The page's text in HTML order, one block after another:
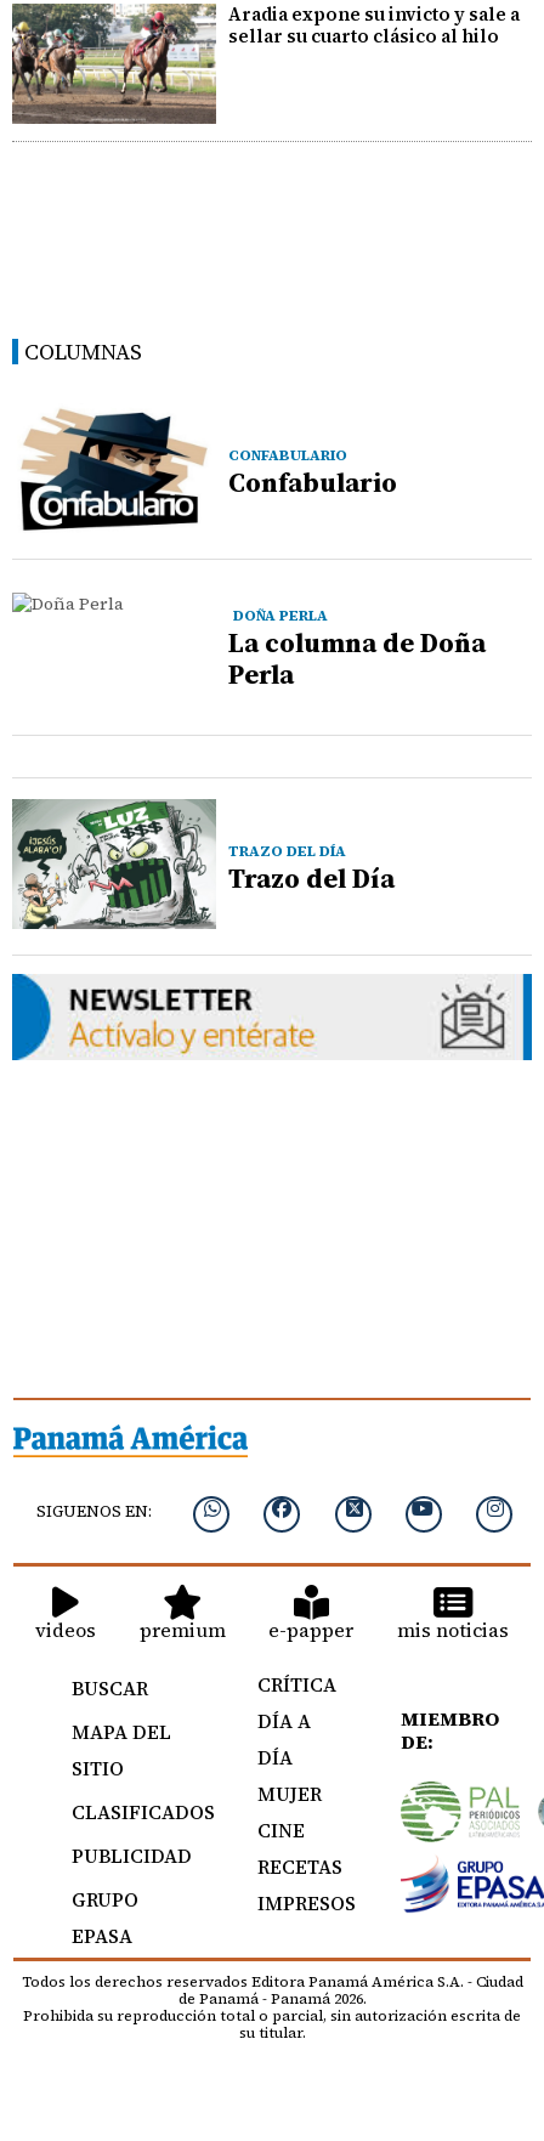
Aradia expone su invicto y sale a
sellar su cuarto clásico al hilo
COLUMNAS
CONFABULARIO
Confabulario
DOÑA PERLA
La columna de Doña
Perla
TRAZO DEL DÍA
Trazo del Día
SIGUENOS EN:
videos premium e-papper mis noticias
BUSCAR
MAPA DEL
SITIO
CLASIFICADOS
PUBLICIDAD
GRUPO
EPASA
CRÍTICA
DÍA A
DÍA
MUJER
CINE
RECETAS
IMPRESOS
MIEMBRO
DE:
Todos los derechos reservados Editora Panamá América S.A. - Ciudad
de Panamá - Panamá 2026.
Prohibida su reproducción total o parcial, sin autorización escrita de
su titular.